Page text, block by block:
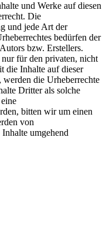
und Werke auf diesen
Die
und jede Art der
bedürfen der
bzw. Erstellers.
für den privaten, nicht
die Inhalte auf dieser
die Urheberrechte
Dritter als solche
bitten wir um einen
von
umgehend